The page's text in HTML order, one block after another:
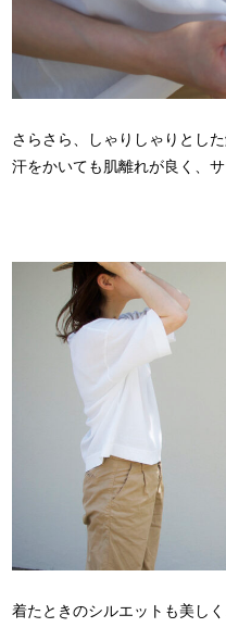
さらさら、しゃりしゃりとした
汗をかいても肌離れが良く、サ
着たときのシルエットも美し